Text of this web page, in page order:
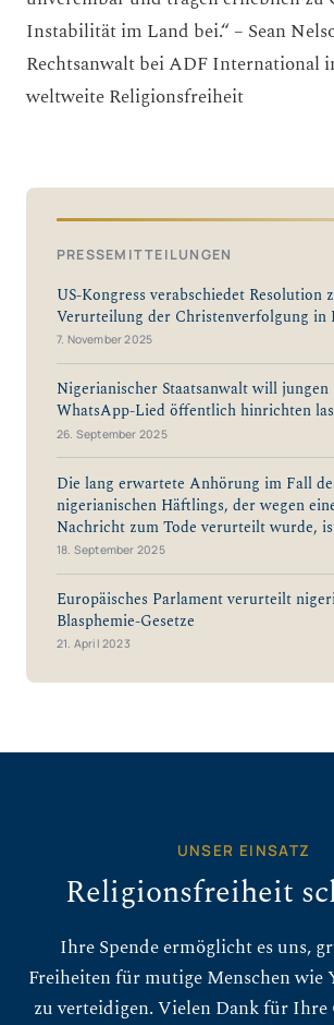
Instabilität im Land bei.“ – Sean
Rechtsanwalt bei ADF International
weltweite Religionsfreiheit
PRESSEMITTEILUNGEN
US-Kongress verabschiedet Resolution
Verurteilung der Christenverfolgung in
7. November 2025
Nigerianischer Staatsanwalt will jungen
WhatsApp-Lied öffentlich hinrichten
26. September 2025
Die lang erwartete Anhörung im Fall
nigerianischen Häftlings, der wegen
Nachricht zum Tode verurteilt wurde,
18. September 2025
Europäisches Parlament verurteilt
Blasphemie-Gesetze
21. April 2023
UNSER EINSATZ
Religionsfreiheit
Ihre Spende ermöglicht es uns,
Freiheiten für mutige Menschen wie
zu verteidigen. Vielen Dank für